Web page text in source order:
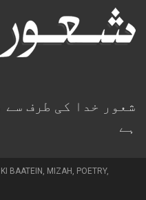
شعور خدا کی طرف سے
ہے
BAATEIN , MIZAH , POETRY,